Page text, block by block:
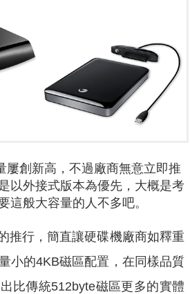
創新高，不過廠商無意立即推
以外接式版本為優先，大概是考
這般大容量的人不多吧。
推行，簡直讓硬碟機廠商如釋重
小的4KB磁區配置，在同樣品質
比傳統512byte磁區更多的實體